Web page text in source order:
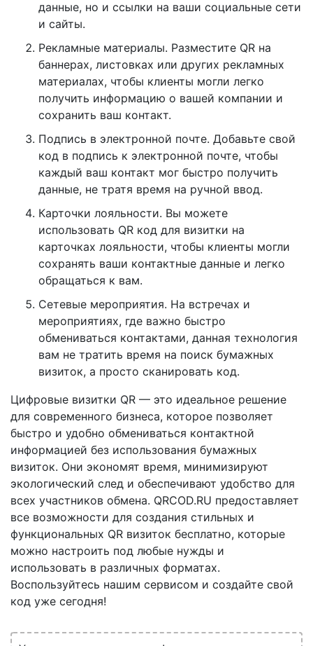
данные, но и ссылки на ваши социальные сети
и сайты.
Рекламные материалы. Разместите QR на
баннерах, листовках или других рекламных
материалах, чтобы клиенты могли легко
получить информацию о вашей компании и
сохранить ваш контакт.
Подпись в электронной почте. Добавьте свой
код в подпись к электронной почте, чтобы
каждый ваш контакт мог быстро получить
данные, не тратя время на ручной ввод.
Карточки лояльности. Вы можете
использовать QR код для визитки на
карточках лояльности, чтобы клиенты могли
сохранять ваши контактные данные и легко
обращаться к вам.
Сетевые мероприятия. На встречах и
мероприятиях, где важно быстро
обмениваться контактами, данная технология
вам не тратить время на поиск бумажных
визиток, а просто сканировать код.
Цифровые визитки QR — это идеальное решение
для современного бизнеса, которое позволяет
быстро и удобно обмениваться контактной
информацией без использования бумажных
визиток. Они экономят время, минимизируют
экологический след и обеспечивают удобство для
всех участников обмена. QRCOD.RU предоставляет
все возможности для создания стильных и
функциональных QR визиток бесплатно, которые
можно настроить под любые нужды и
использовать в различных форматах.
Воспользуйтесь нашим сервисом и создайте свой
код уже сегодня!